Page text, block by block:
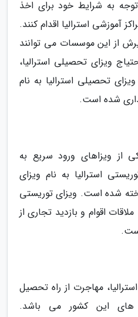
توجه به شرایط خود برای اخذ
آموزشی استرالیا اقدام کنند.
از این موسسات می توانند
ویزای تحصیلی استرالیا،
تحصیلی استرالیا به نام
از ویزاهای ورود سریع به
استرالیا به نام ویزای
شناخته شده است. ویزای توریستی
اقوام و بازدید تجاری از
مهاجرت از راه تحصیل
این کشور می باشد.